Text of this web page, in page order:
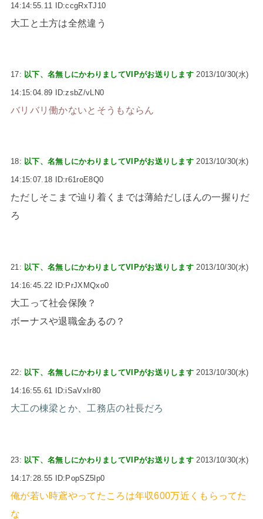
14:14:55.11 ID:ccgRxTJ10
大工と土方は全然違う
17: 以下、名無しにかわりましてVIPがお送りします 2013/10/30(水)
14:15:04.89 ID:zsbZ/vLN0
バリバリ働かないとそうもならん
18: 以下、名無しにかわりましてVIPがお送りします 2013/10/30(水)
14:15:07.18 ID:r61roE8Q0
ただしそこまで辿り着くまでは薄給だしほんの一握りだ
ろ
21: 以下、名無しにかわりましてVIPがお送りします 2013/10/30(水)
14:16:45.22 ID:PrJXMQxo0
大工って社会保険？
ボーナスや退職金あるの？
22: 以下、名無しにかわりましてVIPがお送りします 2013/10/30(水)
14:16:55.61 ID:iSaVxIr80
大工の棟梁とか、工務店の社長だろ
23: 以下、名無しにかわりましてVIPがお送りします 2013/10/30(水)
14:17:28.55 ID:PopSZ5lp0
俺が若い時鳶やってたころは年収600万近くもらってた
な